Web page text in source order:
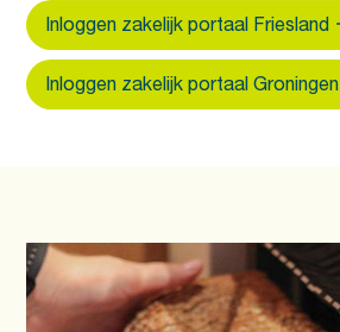
Inloggen zakelijk portaal Friesland
Inloggen zakelijk portaal Groningen